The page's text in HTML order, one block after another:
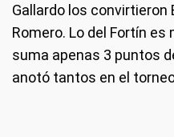
Gallardo los convirtieron
Romero. Lo del Fortín
suma apenas 3 puntos
anotó tantos en el